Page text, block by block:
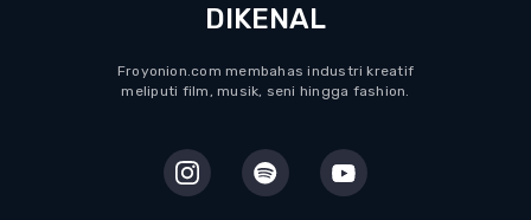
DIKENAL
Froyonion.com membahas industri kreatif
meliputi film, musik, seni hingga fashion.